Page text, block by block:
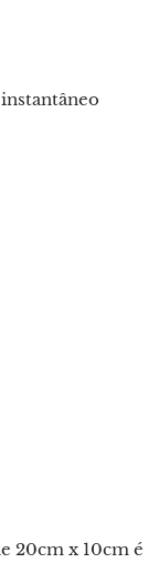
20cm x 10cm é